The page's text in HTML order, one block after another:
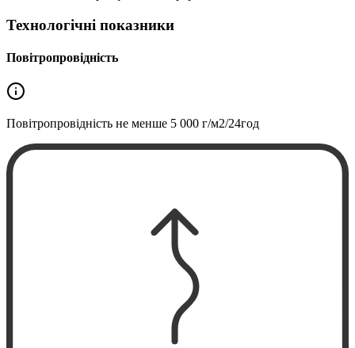
Технологічні показники
Повітропровідність
Повітропровідність не менше 5 000 г/м2/24год